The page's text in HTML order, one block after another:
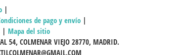
|
de pago y envío |
| Mapa del sitio
54, COLMENAR VIEJO 28770, MADRID.